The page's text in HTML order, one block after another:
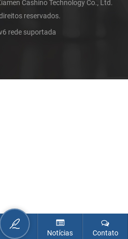
Cashino Technology Co., Ltd.
reservados.
rede suportada
Notícias Contato